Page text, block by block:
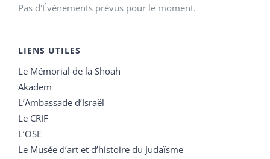
Pas d'Évènements prévus pour le moment.
LIENS UTILES
Le Mémorial de la Shoah
Akadem
L’Ambassade d’Israël
Le CRIF
L’OSE
Le Musée d’art et d’histoire du Judaïsme